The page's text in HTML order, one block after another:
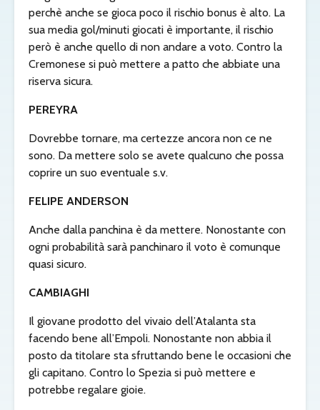
perchè anche se gioca poco il rischio bonus è alto. La
sua media gol/minuti giocati è importante, il rischio
però è anche quello di non andare a voto. Contro la
Cremonese si può mettere a patto che abbiate una
riserva sicura.
PEREYRA
Dovrebbe tornare, ma certezze ancora non ce ne
sono. Da mettere solo se avete qualcuno che possa
coprire un suo eventuale s.v.
FELIPE ANDERSON
Anche dalla panchina è da mettere. Nonostante con
ogni probabilità sarà panchinaro il voto è comunque
quasi sicuro.
CAMBIAGHI
Il giovane prodotto del vivaio dell’Atalanta sta
facendo bene all’Empoli. Nonostante non abbia il
posto da titolare sta sfruttando bene le occasioni che
gli capitano. Contro lo Spezia si può mettere e
potrebbe regalare gioie.